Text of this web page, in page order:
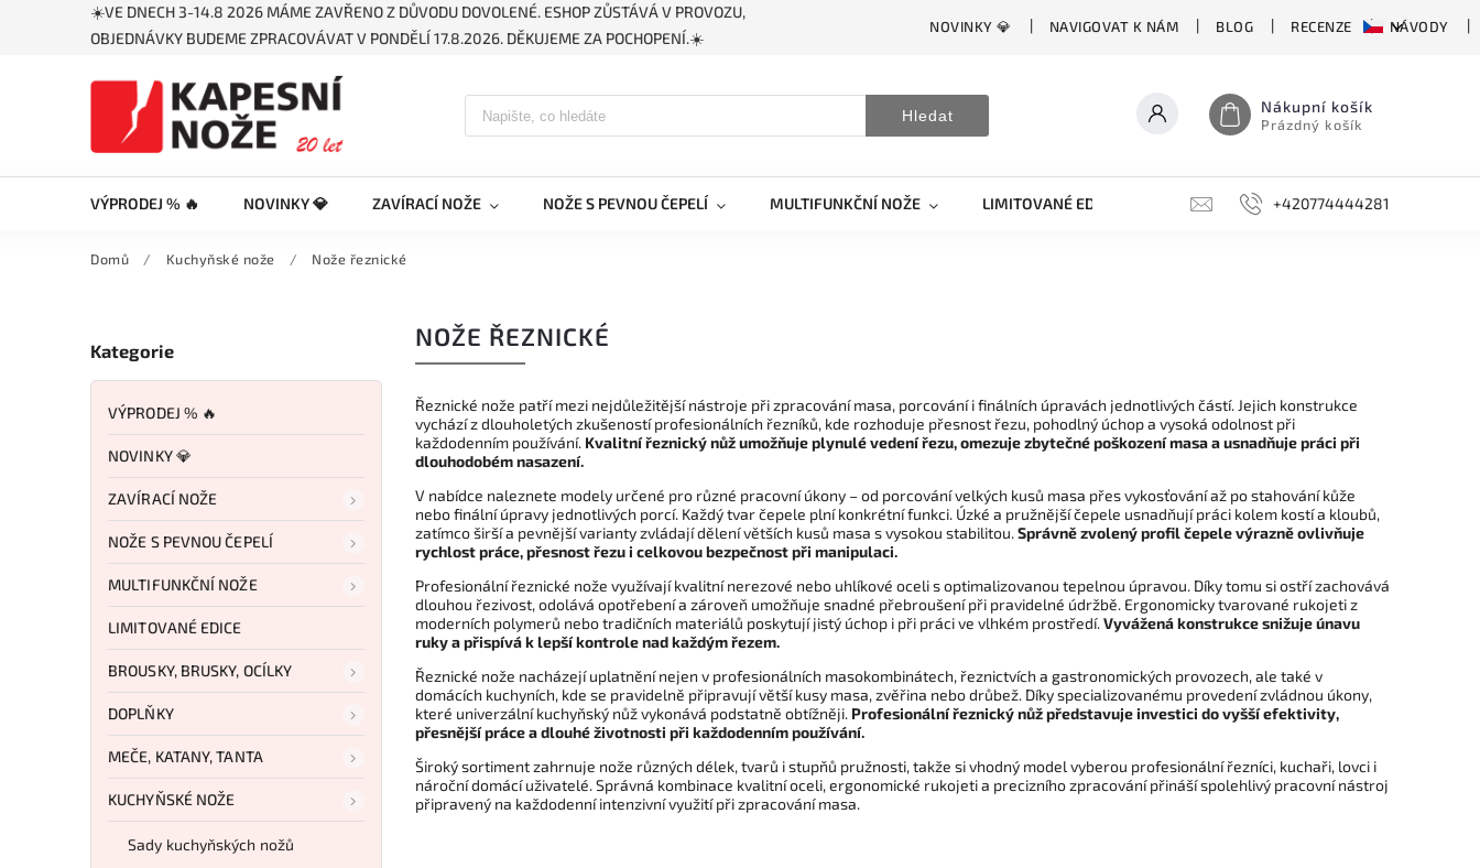
☀️VE DNECH 3-14.8 2026 MÁME ZAVŘENO Z DŮVODU DOVOLENÉ. ESHOP ZŮSTÁVÁ V PROVOZU,
OBJEDNÁVKY BUDEME ZPRACOVÁVAT V PONDĚLÍ 17.8.2026. DĚKUJEME ZA POCHOPENÍ.☀️
NOVINKY 💎 NAVIGOVAT K NÁM BLOG RECENZE NÁVODY
Hledat Nákupní košík
Prázdný košík
VÝPRODEJ % 🔥 NOVINKY 💎 ZAVÍRACÍ NOŽE NOŽE S PEVNOU ČEPELÍ MULTIFUNKČNÍ NOŽE LIMITOVANÉ EDICE BROUSKY, BRUSKY, OCÍLKY
+420774444281
Domů / Kuchyňské nože / Nože řeznické
Kategorie
VÝPRODEJ % 🔥
NOVINKY 💎
ZAVÍRACÍ NOŽE
NOŽE S PEVNOU ČEPELÍ
MULTIFUNKČNÍ NOŽE
LIMITOVANÉ EDICE
BROUSKY, BRUSKY, OCÍLKY
DOPLŇKY
MEČE, KATANY, TANTA
KUCHYŇSKÉ NOŽE
Sady kuchyňských nožů
NOŽE ŘEZNICKÉ
Řeznické nože patří mezi nejdůležitější nástroje při zpracování masa, porcování i finálních úpravách jednotlivých částí. Jejich konstrukce
vychází z dlouholetých zkušeností profesionálních řezníků, kde rozhoduje přesnost řezu, pohodlný úchop a vysoká odolnost při
každodenním používání. Kvalitní řeznický nůž umožňuje plynulé vedení řezu, omezuje zbytečné poškození masa a usnadňuje práci při
dlouhodobém nasazení.
V nabídce naleznete modely určené pro různé pracovní úkony – od porcování velkých kusů masa přes vykosťování až po stahování kůže
nebo finální úpravy jednotlivých porcí. Každý tvar čepele plní konkrétní funkci. Úzké a pružnější čepele usnadňují práci kolem kostí a kloubů,
zatímco širší a pevnější varianty zvládají dělení větších kusů masa s vysokou stabilitou.Správně zvolený profil čepele výrazně ovlivňuje
rychlost práce, přesnost řezu i celkovou bezpečnost při manipulaci.
Profesionální řeznické nože využívají kvalitní nerezové nebo uhlíkové oceli s optimalizovanou tepelnou úpravou. Díky tomu si ostří zachovává
dlouhou řezivost, odolává opotřebení a zároveň umožňuje snadné přebroušení při pravidelné údržbě. Ergonomicky tvarované rukojeti z
moderních polymerů nebo tradičních materiálů poskytují jistý úchop i při práci ve vlhkém prostředí.Vyvážená konstrukce snižuje únavu
ruky a přispívá k lepší kontrole nad každým řezem.
Řeznické nože nacházejí uplatnění nejen v profesionálních masokombinátech, řeznictvích a gastronomických provozech, ale také v
domácích kuchyních, kde se pravidelně připravují větší kusy masa, zvěřina nebo drůbež. Díky specializovanému provedení zvládnou úkony,
které univerzální kuchyňský nůž vykonává podstatně obtížněji. Profesionální řeznický nůž představuje investici do vyšší efektivity,
přesnější práce a dlouhé životnosti při každodenním používání.
Široký sortiment zahrnuje nože různých délek, tvarů i stupňů pružnosti, takže si vhodný model vyberou profesionální řezníci, kuchaři, lovci i
nároční domácí uživatelé. Správná kombinace kvalitní oceli, ergonomické rukojeti a precizního zpracování přináší spolehlivý pracovní nástroj
připravený na každodenní intenzivní využití při zpracování masa.